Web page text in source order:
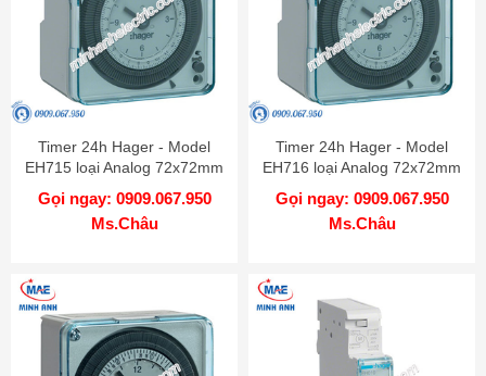
Timer 24h Hager - Model
EH715 loại Analog 72x72mm
Gọi ngay: 0909.067.950
Ms.Châu
Timer 24h Hager - Model
EH716 loại Analog 72x72mm
Gọi ngay: 0909.067.950
Ms.Châu